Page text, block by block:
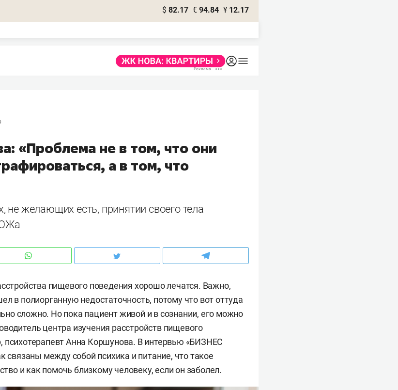
$ 82.17 € 94.84 ¥ 12.17
«Проблема не в том, что они
а в том, что
не желающих есть, принятии своего тела
пищевого поведения хорошо лечатся. Важно,
в полиорганную недостаточность, потому что вот оттуда
сложно. Но пока пациент живой и в сознании, его можно
центра изучения расстройств пищевого
психотерапевт Анна Коршунова. В интервью «БИЗНЕС
связаны между собой психика и питание, что такое
и как помочь близкому человеку, если он заболел.